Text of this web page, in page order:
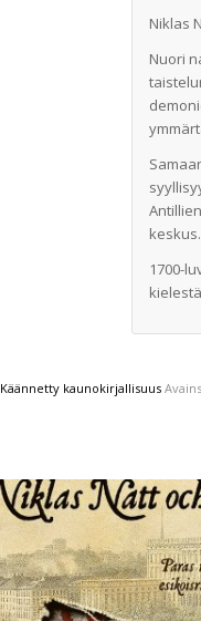
Niklas
Nuori
keskus.
1700-
Käännetty kaunokirjallisuus